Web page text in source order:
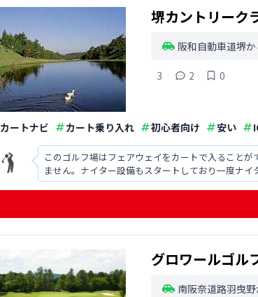
堺カントリーク
阪和自動車道堺
3 2 0
カートナビ カート乗り入れ 初心者向け 安い
このゴルフ場はフェアウェイをカートで入ること
ません。ナイター設備もスタートしており一度ナイ
グロワールゴル
南阪奈道路羽曳